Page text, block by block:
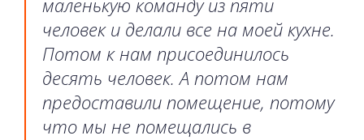
человек и делали все на моей кухне.
Потом к нам присоединилось
десять человек. А потом нам
предоставили помещение, потому
что мы не помещались в